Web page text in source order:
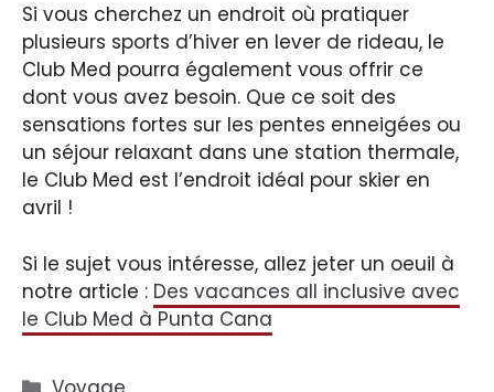
Si vous cherchez un endroit où pratiquer
plusieurs sports d’hiver en lever de rideau, le
Club Med pourra également vous offrir ce
dont vous avez besoin. Que ce soit des
sensations fortes sur les pentes enneigées ou
un séjour relaxant dans une station thermale,
le Club Med est l’endroit idéal pour skier en
avril !
Si le sujet vous intéresse, allez jeter un oeuil à
notre article : Des vacances all inclusive avec
le Club Med à Punta Cana
Catégories